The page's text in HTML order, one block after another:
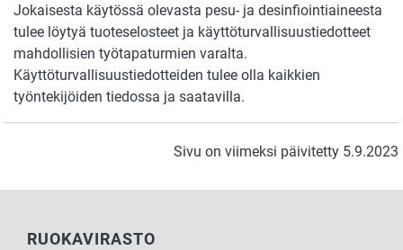
Jokaisesta käytössä olevasta pesu- ja desinfiointiaineesta
tulee löytyä tuoteselosteet ja käyttöturvallisuustiedotteet
mahdollisien työtapaturmien varalta.
Käyttöturvallisuustiedotteiden tulee olla kaikkien
työntekijöiden tiedossa ja saatavilla.
Sivu on viimeksi päivitetty 5.9.2023
RUOKAVIRASTO